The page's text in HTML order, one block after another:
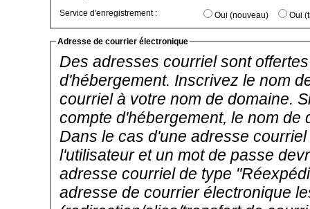
Service d'enregistrement :
Adresse de courrier électronique
Des adresses courriel sont
d'hébergement. Inscrivez le nom
courriel à votre nom de domaine.
compte d'hébergement, le nom de
Dans le cas d'une adresse
l'utilisateur et un mot de passe
adresse courriel de type
adresse de courrier électronique